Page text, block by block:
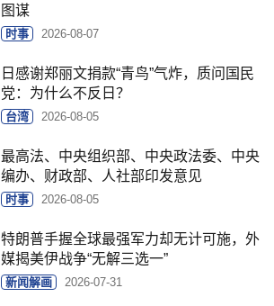
图谋
时事 2026-08-07
日感谢郑丽文捐款“青鸟”气炸，质问国民
党：为什么不反日？
台湾 2026-08-05
最高法、中央组织部、中央政法委、中央
编办、财政部、人社部印发意见
时事 2026-08-05
特朗普手握全球最强军力却无计可施，外
媒揭美伊战争“无解三选一”
新闻解画 2026-07-31